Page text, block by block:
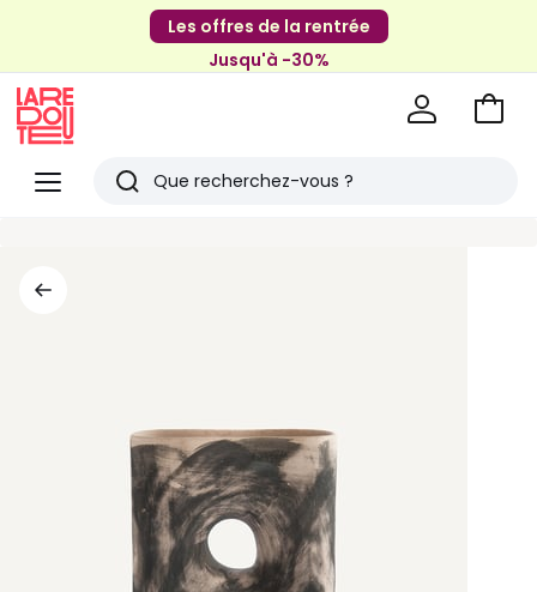
Les offres de la rentrée
Jusqu'à -30%
Menu
Redoute
Rechercher
Aller